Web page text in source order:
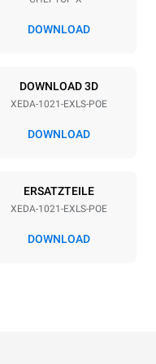
35,8 kW
NICHT INBEGRIFFEN
DOWNLOAD
DOWNLOAD 3D
XEDA-1021-EXLS-POE
DOWNLOAD
ERSATZTEILE
XEDA-1021-EXLS-POE
DOWNLOAD